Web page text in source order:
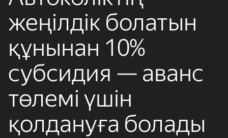
жеңілдік болатын
құнынан 10%
субсидия — аванс
төлемі үшін
қолдануға болады